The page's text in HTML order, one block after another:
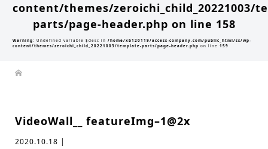
content/themes/zeroichi_child_20221003/
parts/page-header.php on line 158
Warning: Undefined variable $desc in /home/xb120119/access-company.com/public_html/ss/wp-
content/themes/zeroichi_child_20221003/template-parts/page-header.php on line 159
VideoWall__ featureImg–1@2x
2020.10.18 |